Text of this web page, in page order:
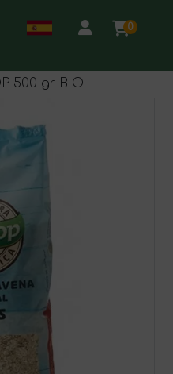
0
500 gr BIO